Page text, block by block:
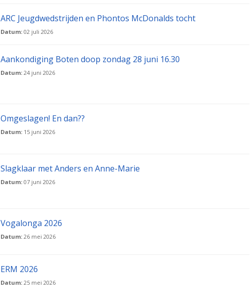
ARC Jeugdwedstrijden en Phontos McDonalds tocht
Datum: 02 juli 2026
Aankondiging Boten doop zondag 28 juni 16.30
Datum: 24 juni 2026
Omgeslagen! En dan??
Datum: 15 juni 2026
Slagklaar met Anders en Anne-Marie
Datum: 07 juni 2026
Vogalonga 2026
Datum: 26 mei 2026
ERM 2026
Datum: 25 mei 2026